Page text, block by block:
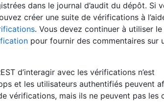
dans le journal d’audit du dépôt. Si
créer une suite de vérifications à
. Vous devez continuer à utiliser
pour fournir des commentaires sur
d’interagir avec les vérifications n’est
et les utilisateurs authentifiés peuvent
vérifications, mais ils ne peuvent pas les